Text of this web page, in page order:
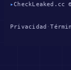
▸CheckLeaked.cc
Privacidad ·